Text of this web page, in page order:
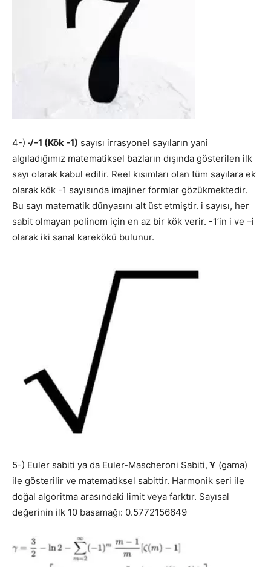
4-) √-1 (Kök -1) sayısı irrasyonel sayıların yani
algıladığımız matematiksel bazların dışında gösterilen ilk
sayı olarak kabul edilir. Reel kısımları olan tüm sayılara ek
olarak kök -1 sayısında imajiner formlar gözükmektedir.
Bu sayı matematik dünyasını alt üst etmiştir. i sayısı, her
sabit olmayan polinom için en az bir kök verir. -1’in i ve –i
olarak iki sanal karekökü bulunur.
5-) Euler sabiti ya da Euler-Mascheroni Sabiti, ϒ (gama)
ile gösterilir ve matematiksel sabittir. Harmonik seri ile
doğal algoritma arasındaki limit veya farktır. Sayısal
değerinin ilk 10 basamağı: 0.5772156649